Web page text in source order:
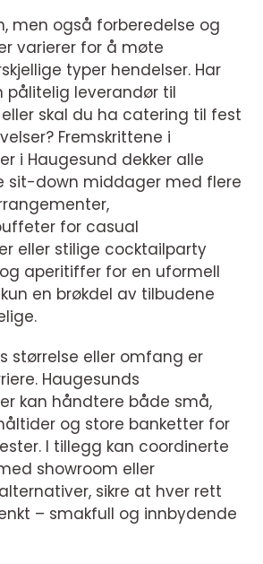
men også forberedelse og
varierer for å møte
typer hendelser. Har
pålitelig leverandør til
skal du ha catering til fest
Fremskrittene i
i Haugesund dekker alle
sit-down middager med flere
for casual
eller stilige cocktailparty
aperitiffer for en uformell
en brøkdel av tilbudene
størrelse eller omfang er
Haugesunds
kan håndtere både små,
og store banketter for
I tillegg kan coordinerte
showroom eller
sikre at hver rett
– smakfull og innbydende